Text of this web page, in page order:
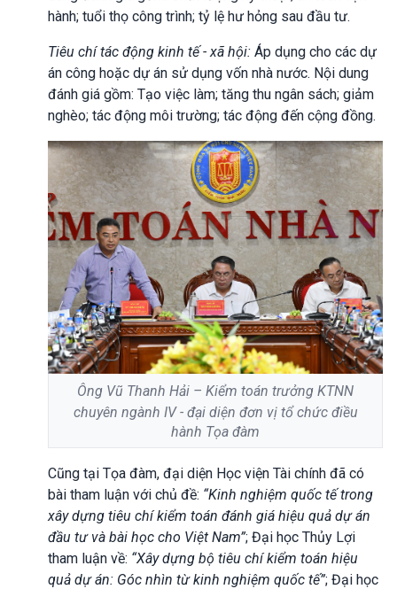
hành; tuổi thọ công trình; tỷ lệ hư hỏng sau đầu tư.
Tiêu chí tác động kinh tế - xã hội: Áp dụng cho các dự
án công hoặc dự án sử dụng vốn nhà nước. Nội dung
đánh giá gồm: Tạo việc làm; tăng thu ngân sách; giảm
nghèo; tác động môi trường; tác động đến cộng đồng.
Ông Vũ Thanh Hải – Kiểm toán trưởng KTNN
chuyên ngành IV - đại diện đơn vị tổ chức điều
hành Tọa đàm
Cũng tại Tọa đàm, đại diện Học viện Tài chính đã có
bài tham luận với chủ đề: “Kinh nghiệm quốc tế trong
xây dựng tiêu chí kiểm toán đánh giá hiệu quả dự án
đầu tư và bài học cho Việt Nam”; Đại học Thủy Lợi
tham luận về: “Xây dựng bộ tiêu chí kiểm toán hiệu
quả dự án: Góc nhìn từ kinh nghiệm quốc tế”; Đại học